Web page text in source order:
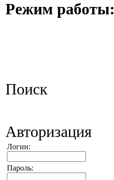
Режим работы:
Поиск
Авторизация
Логин:
Пароль: